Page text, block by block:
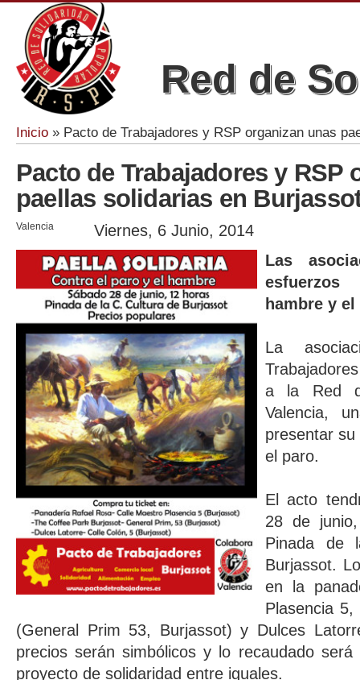
Red de
Se encuentra usted aquí
Inicio » Pacto de Trabajadores y RSP organizan unas
Pacto de Trabajadores y RSP
paellas solidarias en
Valencia
Viernes, 6 Junio, 2014
Las
hambre y el
La
a la Red
Valencia,
presentar
el paro.
El acto
28 de
Pinada de
Burjassot.
en la
Plasencia
(General Prim 53, Burjassot) y Dulces
precios serán simbólicos y lo recaudado
proyecto de solidaridad entre iguales.